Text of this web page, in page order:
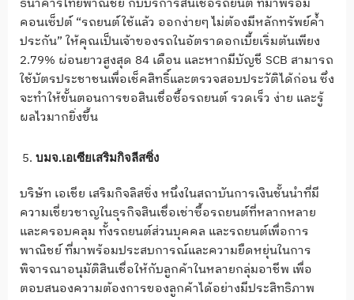
คอนเซ็ปต์ “รถยนต์ใช้แล้ว ออกง่ายๆ ไม่ต้องมีหลักทรัพย์คํ้า
ประกัน” ให้คุณเป็นเจ้าของรถในอัตราดอกเบี้ยเริ่มต้นเพียง
2.79% ผ่อนยาวสูงสุด 84 เดือน และหากมีบัญชี SCB สามารถ
ใช้บัตรประชาชนเพื่อเช็คสิทธิ์และตรวจสอบประวัติได้ก่อน ซึ่ง
จะทำให้ขั้นตอนการขอสินเชื่อซื้อรถยนต์ รวดเร็ว ง่าย และรู้
ผลไวมากยิ่งขึ้น
บมจ.เอเซียเสริมกิจลีสซิ่ง
บริษัท เอเชีย เสริมกิจลิสซิ่ง หนึ่งในสถาบันการเงินชั้นนำที่มี
ความเชี่ยวชาญในธุรกิจสินเชื่อเช่าซื้อรถยนต์ที่หลากหลาย
และครอบคลุม ทั้งรถยนต์ส่วนบุคคล และรถยนต์เพื่อการ
พาณิชย์ ที่มาพร้อมประสบการณ์และความยืดหยุ่นในการ
พิจารณาอนุมัติสินเชื่อให้กับลูกค้าในหลายกลุ่มอาชีพ เพื่อ
ตอบสนองความต้องการของลูกค้าได้อย่างมีประสิทธิภาพ